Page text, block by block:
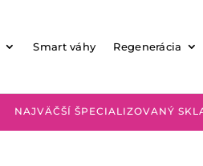
Smart váhy Regenerácia
NAJVÄČŠÍ ŠPECIALIZOVANÝ